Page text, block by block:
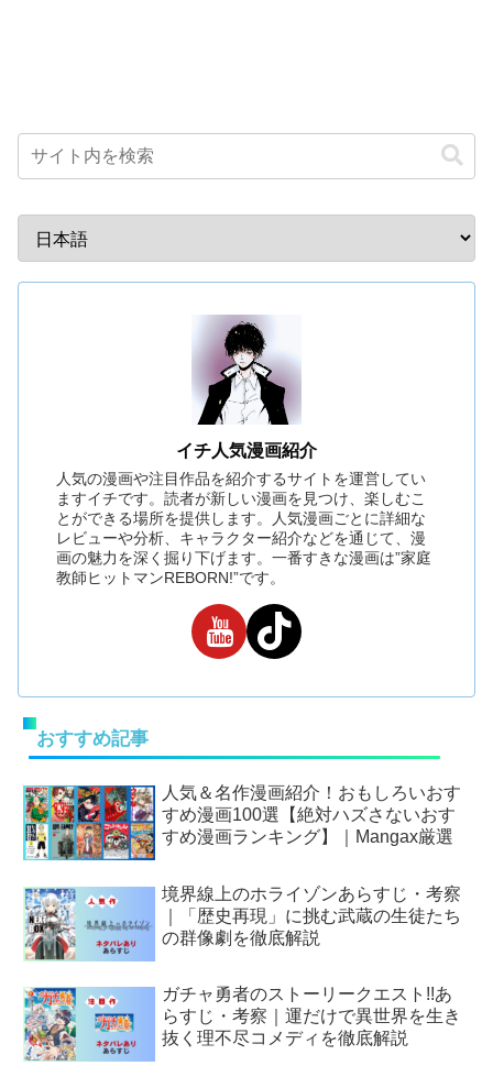
イチ人気漫画紹介
人気の漫画や注目作品を紹介するサイトを運営してい
ますイチです。読者が新しい漫画を見つけ、楽しむこ
とができる場所を提供します。人気漫画ごとに詳細な
レビューや分析、キャラクター紹介などを通じて、漫
画の魅力を深く掘り下げます。一番すきな漫画は”家庭
教師ヒットマンREBORN!”です。
おすすめ記事
人気＆名作漫画紹介！おもしろいおす
すめ漫画100選【絶対ハズさないおす
すめ漫画ランキング】｜Mangax厳選
境界線上のホライゾンあらすじ・考察
｜「歴史再現」に挑む武蔵の生徒たち
の群像劇を徹底解説
ガチャ勇者のストーリークエスト!!あ
らすじ・考察｜運だけで異世界を生き
抜く理不尽コメディを徹底解説